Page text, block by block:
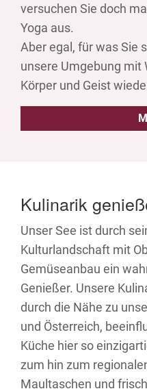
versuchen Sie doch
Yoga aus.
Aber egal, für was Sie
unsere Umgebung mit
Körper und Geist
Kulinarik
Unser See ist durch
Kulturlandschaft mit
Gemüseanbau ein
Genießer. Unsere
durch die Nähe zu
und Österreich,
Küche hier so
zum hin zum
Maultaschen und